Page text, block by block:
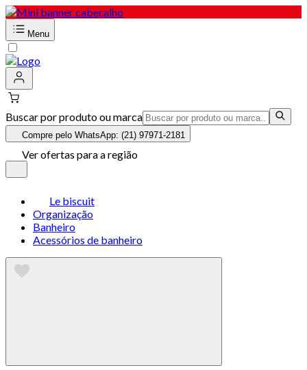
Menu
Buscar por produto ou marca
Compre pelo WhatsApp: (21) 97971-2181
Ver ofertas para a região
Le biscuit
Organização
Banheiro
Acessórios de banheiro